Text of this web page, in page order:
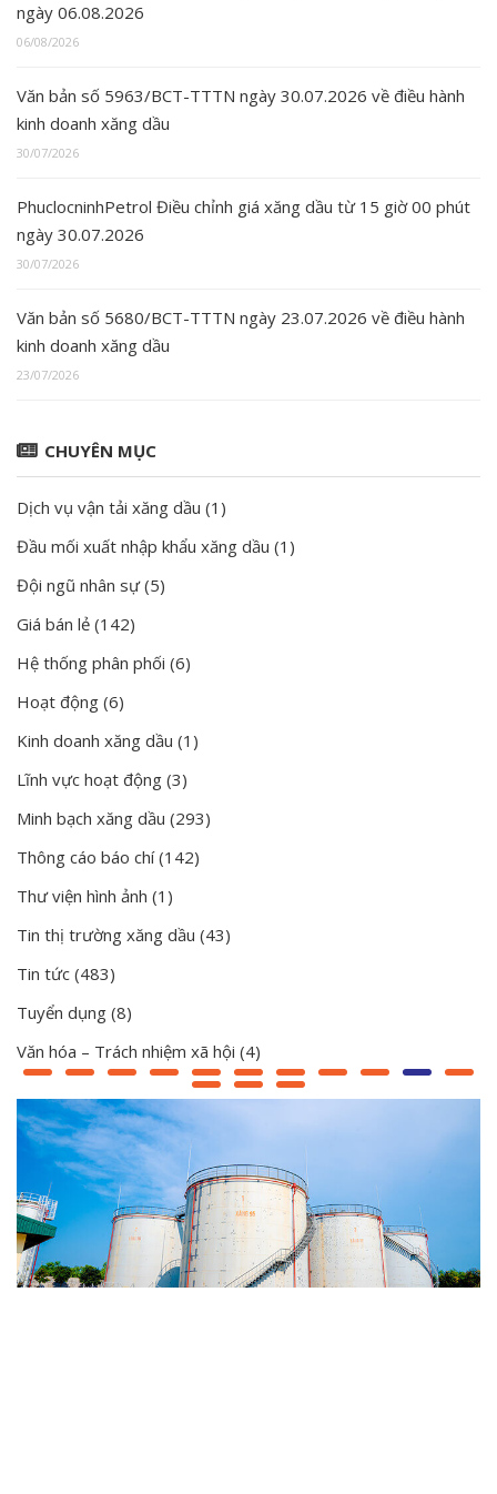
ngày 06.08.2026
06/08/2026
Văn bản số 5963/BCT-TTTN ngày 30.07.2026 về điều hành
kinh doanh xăng dầu
30/07/2026
PhuclocninhPetrol Điều chỉnh giá xăng dầu từ 15 giờ 00 phút
ngày 30.07.2026
30/07/2026
Văn bản số 5680/BCT-TTTN ngày 23.07.2026 về điều hành
kinh doanh xăng dầu
23/07/2026
CHUYÊN MỤC
Dịch vụ vận tải xăng dầu (1)
Đầu mối xuất nhập khẩu xăng dầu (1)
Đội ngũ nhân sự(5)
Giá bán lẻ (142)
Hệ thống phân phối (6)
Hoạt động (6)
Kinh doanh xăng dầu (1)
Lĩnh vực hoạt động (3)
Minh bạch xăng dầu (293)
Thông cáo báo chí(142)
Thư viện hình ảnh (1)
Tin thị trường xăng dầu (43)
Tin tức (483)
Tuyển dụng (8)
Văn hóa – Trách nhiệm xã hội (4)